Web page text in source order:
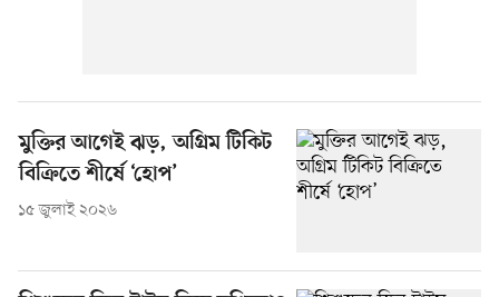
মুক্তির আগেই ঝড়, অগ্রিম টিকিট
বিক্রিতে শীর্ষে ‘হোপ’
১৫ জুলাই ২০২৬